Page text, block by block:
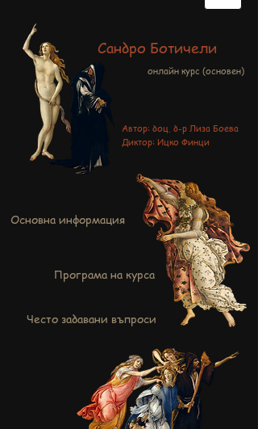
Сандро Ботичели
онлайн курс (основен)
Автор: доц. д-р Лиза Боева
Диктор: Ицко Финци
Програма на курса
Основна информация
Често задавани въпроси